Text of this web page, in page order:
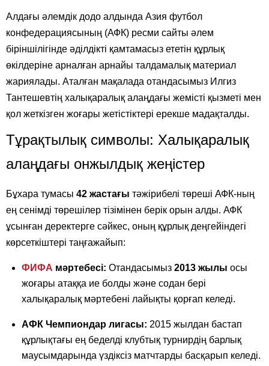
Алдағы әлемдік додо алдында Азия футбол
конфедерациясының (АФК) ресми сайты әлем
біріншілігінде әділдікті қамтамасыз ететін құрлық
өкілдеріне арналған арнайы талдамалық материал
жариялады. Аталған мақалада отандасымыз Илгиз
Тантешевтің халықаралық алаңдағы жемісті қызметі мен
қол жеткізген жоғары жетістіктері ерекше мадақталды.
Тұрақтылық символы: Халықаралық
алаңдағы онжылдық жеңістер
Бұхара тумасы 42 жастағы тәжірибелі төреші АФК-ның
ең сенімді төрешілер тізімінен берік орын алды. АФК
ұсынған деректерге сәйкес, оның құрлық деңгейіндегі
көрсеткіштері таңғажайып:
ФИФА мәртебесі: Отандасымыз 2013 жылы осы
жоғары атаққа ие болды және содан бері
халықаралық мәртебені лайықты қорғап келеді.
АФК Чемпиондар лигасы: 2015 жылдан бастап
құрлықтағы ең беделді клубтық турнирдің барлық
маусымдарында үздіксіз матчтарды басқарып келеді.